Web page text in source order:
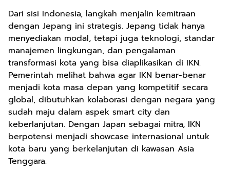
Dari sisi Indonesia, langkah menjalin kemitraan
dengan Jepang ini strategis. Jepang tidak hanya
menyediakan modal, tetapi juga teknologi, standar
manajemen lingkungan, dan pengalaman
transformasi kota yang bisa diaplikasikan di IKN.
Pemerintah melihat bahwa agar IKN benar-benar
menjadi kota masa depan yang kompetitif secara
global, dibutuhkan kolaborasi dengan negara yang
sudah maju dalam aspek smart city dan
keberlanjutan. Dengan Japan sebagai mitra, IKN
berpotensi menjadi showcase internasional untuk
kota baru yang berkelanjutan di kawasan Asia
Tenggara.